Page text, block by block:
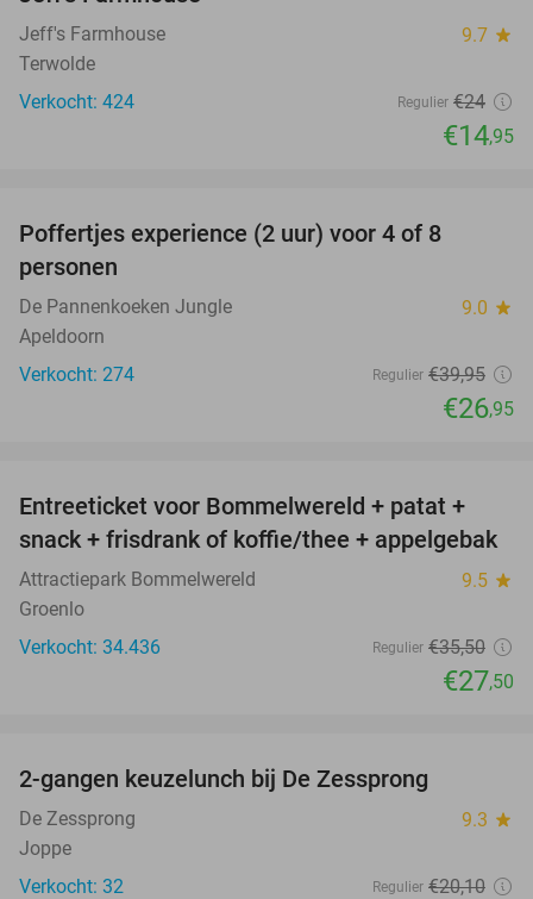
Jeff's Farmhouse 9.7 star
Terwolde
Verkocht: 424
Regulier €24
€14,95
Poffertjes experience (2 uur) voor 4 of 8
personen
De Pannenkoeken Jungle 9.0 star
Apeldoorn
Verkocht: 274
Regulier €39,95
€26,95
23%
Entreeticket voor Bommelwereld + patat +
snack + frisdrank of koffie/thee + appelgebak
Attractiepark Bommelwereld 9.5 star
Groenlo
Verkocht: 34.436
Regulier €35,50
€27,50
2-gangen keuzelunch bij De Zessprong
De Zessprong 9.3 star
Joppe
Verkocht: 32
Regulier €20,10